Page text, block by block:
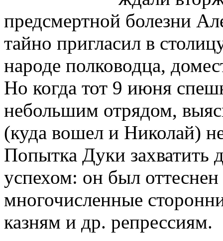
предсмертной болезни
тайно пригласил в
народе полководца,
Но когда тот 9 июня
небольшим отрядом,
(куда вошел и Николай)
Попытка Дуки захватить
успехом: он был
многочисленные
казням и др. репрессиям.